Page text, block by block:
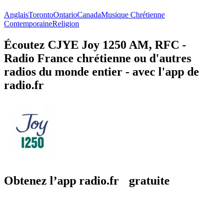
AnglaisTorontoOntarioCanadaMusique Chrétienne
ContemporaineReligion
Écoutez CJYE Joy 1250 AM, RFC -
Radio France chrétienne ou d'autres
radios du monde entier - avec l'app de
radio.fr
Obtenez l’app radio.fr gratuite